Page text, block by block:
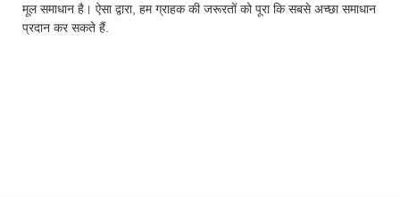
मूल समाधान है। ऐसा द्वारा, हम ग्राहक की जरूरतों को पूरा कि सबसे अच्छा समाधान
प्रदान कर सकते हैं.